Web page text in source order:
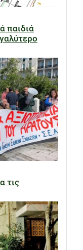
παιδιά
τις